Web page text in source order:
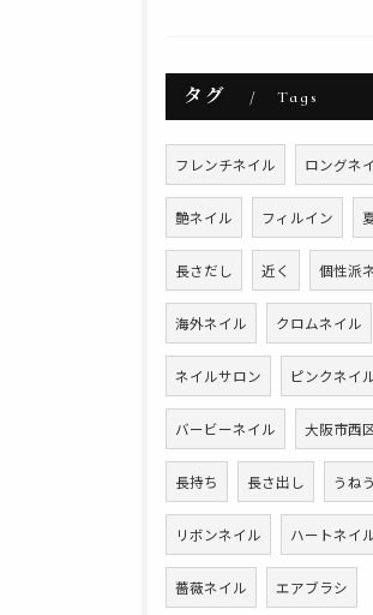
タグ Tags
フレンチネイル ロングネ
艶ネイル フィルイン
長さだし 近く 個性派
海外ネイル クロムネイル
ネイルサロン ピンクネイ
バービーネイル 大阪市西
長持ち 長さ出し うね
リボンネイル ハートネイ
薔薇ネイル エアブラシ